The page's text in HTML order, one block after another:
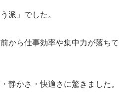
派」でした。
から仕事効率や集中力が落ちて
静かさ・快適さに驚きました。